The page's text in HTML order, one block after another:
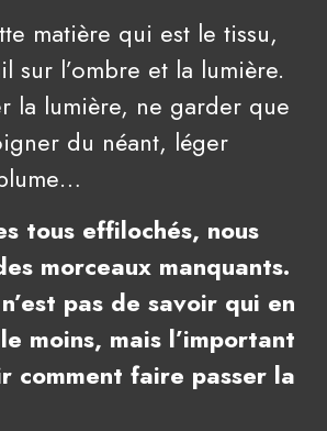
matière qui est le tissu,
sur l’ombre et la lumière.
la lumière, ne garder que
du néant, léger
tous effilochés, nous
morceaux manquants.
pas de savoir qui en
moins, mais l’important
comment faire passer la